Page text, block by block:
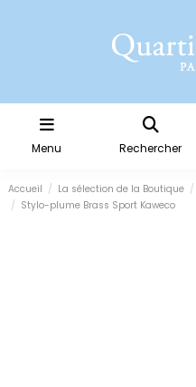
Menu Rechercher
Accueil La sélection de la Boutique
Stylo-plume Brass Sport Kaweco